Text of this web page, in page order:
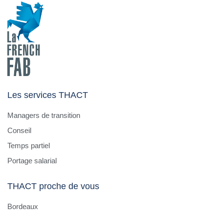
Les services THACT
Managers de transition
Conseil
Temps partiel
Portage salarial
THACT proche de vous
Bordeaux